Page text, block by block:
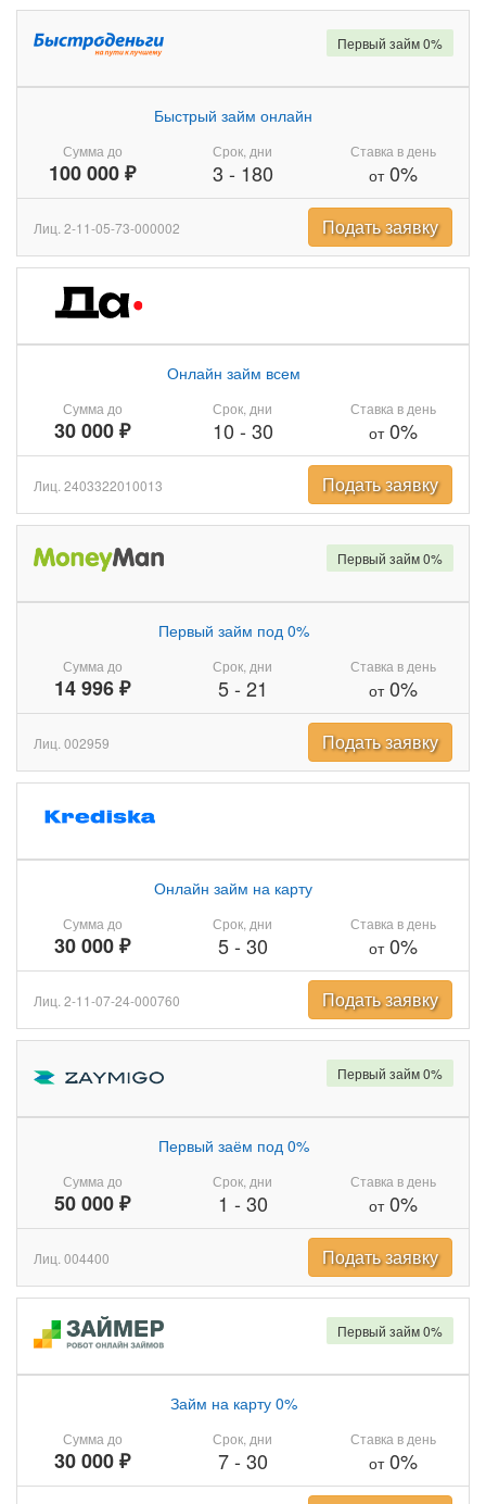
Сумма до
100 000 ₽
Быстрый займ онлайн
Срок, дни
3 - 180
Ставка в день
от0%
Первый займ 0%
Лиц. 2-11-05-73-000002 Подать заявку
Сумма до
30 000 ₽
Онлайн займ всем
Срок, дни
10 - 30
Ставка в день
от0%
Лиц. 2403322010013 Подать заявку
Сумма до
14 996 ₽
Первый займ под 0%
Срок, дни
5- 21
Ставка в день
от0%
Первый займ 0%
Лиц. 002959 Подать заявку
Сумма до
30 000 ₽
Онлайн займ на карту
Срок, дни
5- 30
Ставка в день
от0%
Лиц. 2-11-07-24-000760 Подать заявку
Сумма до
50 000 ₽
Первый заём под 0%
Срок, дни
1 - 30
Ставка в день
от0%
Первый займ 0%
Лиц. 004400 Подать заявку
Сумма до
30 000 ₽
Займ на карту 0%
Срок, дни
7- 30
Ставка в день
от0%
Первый займ 0%